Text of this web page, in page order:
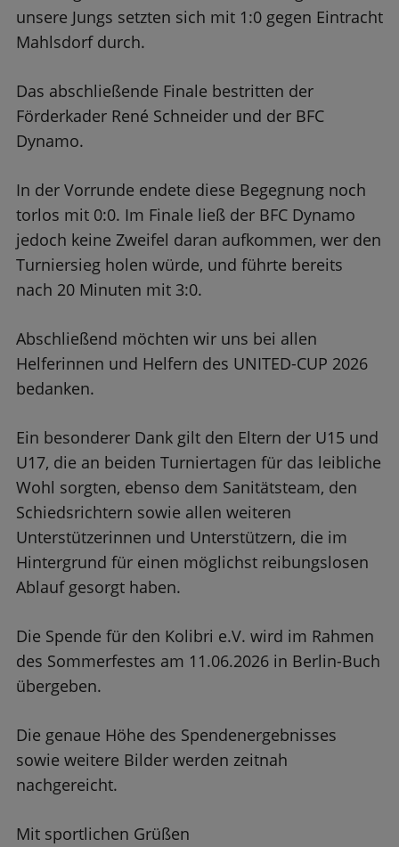
unsere Jungs setzten sich mit 1:0 gegen Eintracht
Mahlsdorf durch.
Das abschließende Finale bestritten der
Förderkader René Schneider und der BFC
Dynamo.
In der Vorrunde endete diese Begegnung noch
torlos mit 0:0. Im Finale ließ der BFC Dynamo
jedoch keine Zweifel daran aufkommen, wer den
Turniersieg holen würde, und führte bereits
nach 20 Minuten mit 3:0.
Abschließend möchten wir uns bei allen
Helferinnen und Helfern des UNITED-CUP 2026
bedanken.
Ein besonderer Dank gilt den Eltern der U15 und
U17, die an beiden Turniertagen für das leibliche
Wohl sorgten, ebenso dem Sanitätsteam, den
Schiedsrichtern sowie allen weiteren
Unterstützerinnen und Unterstützern, die im
Hintergrund für einen möglichst reibungslosen
Ablauf gesorgt haben.
Die Spende für den Kolibri e.V. wird im Rahmen
des Sommerfestes am 11.06.2026 in Berlin-Buch
übergeben.
Die genaue Höhe des Spendenergebnisses
sowie weitere Bilder werden zeitnah
nachgereicht.
Mit sportlichen Grüßen